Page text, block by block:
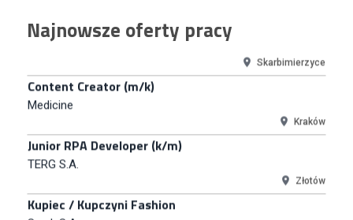
Najnowsze oferty pracy
TERG S.A.
Smyk S.A.
Młodszy Specjalista ds. Contentu i Social Media
CCC S.A.
N2H Sp. z o.o.